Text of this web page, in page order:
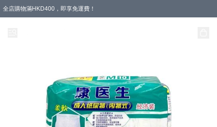
全店購物滿HKD400，即享免運費！